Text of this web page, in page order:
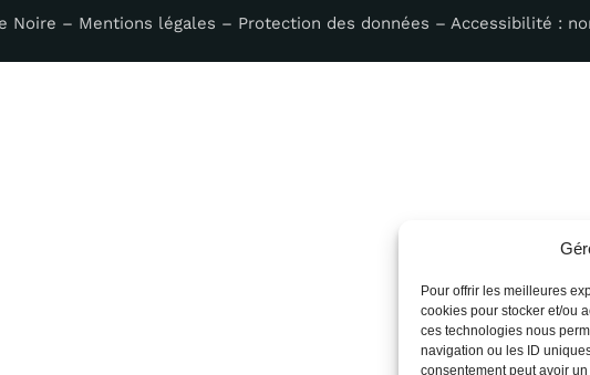
Pour offrir les meilleures
cookies pour stocker et/ou
ces technologies nous
navigation ou les ID
consentement peut avoir
Noire – Mentions légales – Protection des données – Accessibilité :